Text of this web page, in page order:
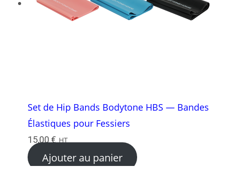
Set de Hip Bands Bodytone HBS — Bandes
Élastiques pour Fessiers
15,00€ HT
Ajouter au panier